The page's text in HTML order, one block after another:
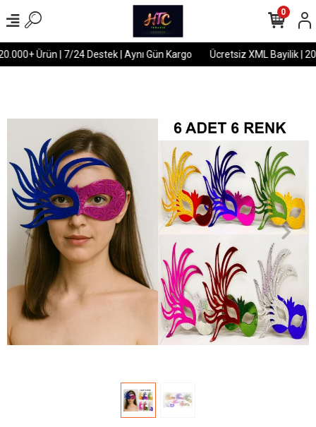
Ürün | 7/24 Destek | Aynı Gün Kargo Ücretsiz XML Bayilik |
0